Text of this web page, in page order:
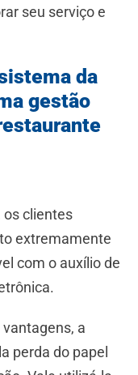
seu serviço e
da
gestão
os clientes
extremamente
com o auxílio de
a
perda do papel